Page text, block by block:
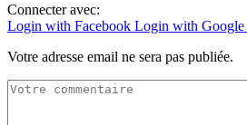
Connecter avec:
Login with Facebook Login with Google
Votre adresse email ne sera pas publiée.